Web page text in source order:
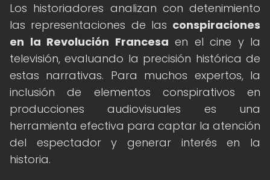
Los historiadores analizan con detenimiento
las representaciones de las conspiraciones
en la Revolución Francesa en el cine y la
televisión, evaluando la precisión histórica de
estas narrativas. Para muchos expertos, la
inclusión de elementos conspirativos en
producciones audiovisuales es una
herramienta efectiva para captar la atención
del espectador y generar interés en la
historia.